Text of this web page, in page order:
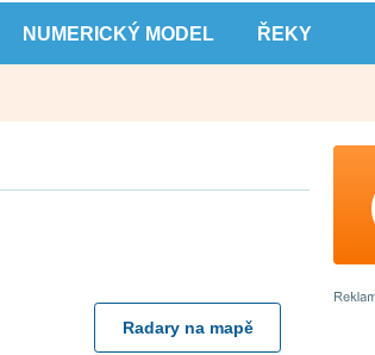
NUMERICKÝ MODEL ŘEKY
Radary na mapě